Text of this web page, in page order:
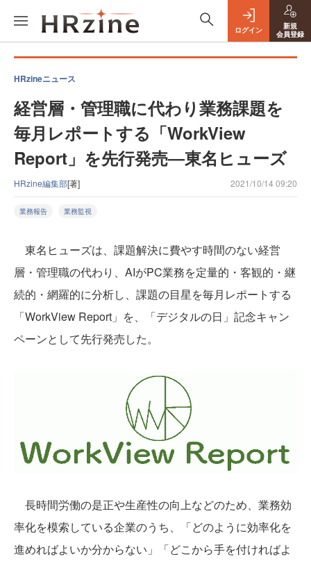
ログイン
新規
会員登録
HRzineニュース
経営層・管理職に代わり業務課題を
毎月レポートする「WorkView
Report」を先行発売―東名ヒューズ
HRzine編集部[著] 2021/10/14 09:20
業務報告 業務監視
東名ヒューズは、課題解決に費やす時間のない経営
層・管理職の代わり、AIがPC業務を定量的・客観的・継
続的・網羅的に分析し、課題の目星を毎月レポートする
「WorkView Report」を、「デジタルの日」記念キャン
ペーンとして先行発売した。
長時間労働の是正や生産性の向上などのため、業務効
率化を模索している企業のうち、「どのように効率化を
進めればよいか分からない」「どこから手を付ければよ